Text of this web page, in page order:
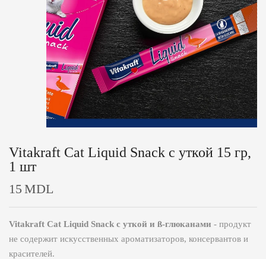
Vitakraft Cat Liquid Snack с уткой 15 гр,
1 шт
15 MDL
Vitakraft Cat Liquid Snack с уткой и ß-глюканами - продукт
не содержит искусственных ароматизаторов, консервантов и
красителей.